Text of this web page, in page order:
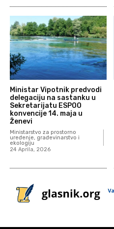
Ministar Vipotnik predvodi
delegaciju na sastanku u
Sekretarijatu ESPOO
konvencije 14. maja u
Ženevi
Ministarstvo za prostorno
uređenje, građevinarstvo i
ekologiju
24 Aprila, 2026